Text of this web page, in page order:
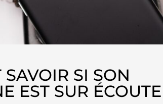
SI SON
EST SUR